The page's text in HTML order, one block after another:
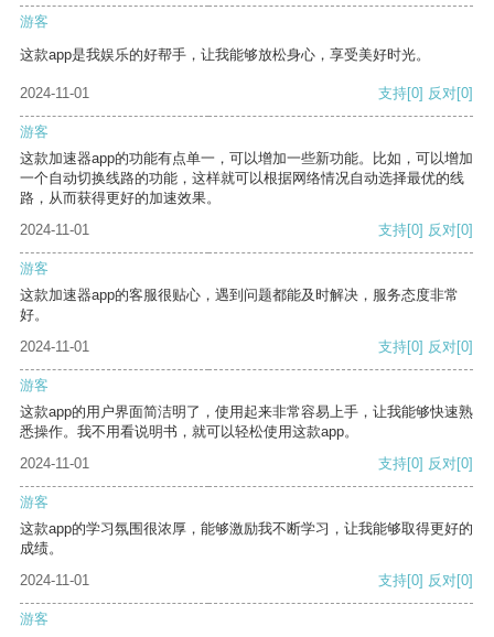
游客
这款app是我娱乐的好帮手，让我能够放松身心，享受美好时光。
2024-11-01 支持[0] 反对[0]
游客
这款加速器app的功能有点单一，可以增加一些新功能。比如，可以增加
一个自动切换线路的功能，这样就可以根据网络情况自动选择最优的线
路，从而获得更好的加速效果。
2024-11-01
支持[0] 反对[0]
游客
这款加速器app的客服很贴心，遇到问题都能及时解决，服务态度非常
好。
2024-11-01
支持[0] 反对[0]
游客
这款app的用户界面简洁明了，使用起来非常容易上手，让我能够快速熟
悉操作。我不用看说明书，就可以轻松使用这款app。
2024-11-01
支持[0] 反对[0]
游客
这款app的学习氛围很浓厚，能够激励我不断学习，让我能够取得更好的
成绩。
2024-11-01
支持[0] 反对[0]
游客